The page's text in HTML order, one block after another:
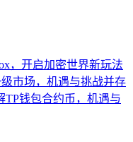
，开启加密世界新玩法
市场，机遇与挑战并存
TP钱包合约币，机遇与